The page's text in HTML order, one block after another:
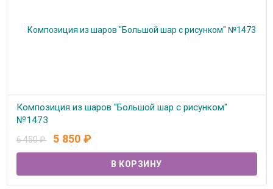
Композиция из шаров "Большой шар с рисунком"
№1473
В наличии
6 450₽ 5 850 ₽